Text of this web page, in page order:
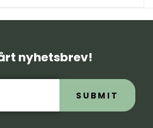
nyhetsbrev!
SUBMIT